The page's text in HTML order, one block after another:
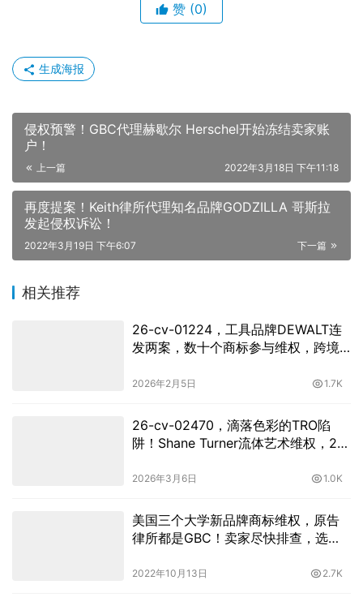
赞 (0)
生成海报
侵权预警！GBC代理赫歇尔 Herschel开始冻结卖家账
户！
上一篇 2022年3月18日 下午11:18
再度提案！Keith律所代理知名品牌GODZILLA 哥斯拉
发起侵权诉讼！
下一篇
2022年3月19日 下午6:07
相关推荐
26-cv-01224，工具品牌DEWALT连
发两案，数十个商标参与维权，跨境
2026年2月5日 1.7K
26-cv-02470，滴落色彩的TRO陷
阱！Shane Turner流体艺术维权，21
2026年3月6日 1.0K
美国三个大学新品牌商标维权，原告
律所都是GBC！卖家尽快排查，选品
2022年10月13日 2.7K